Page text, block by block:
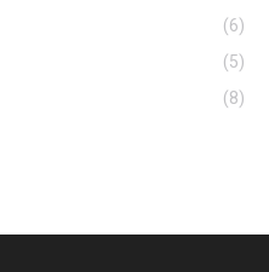
(6)
(5)
(8)